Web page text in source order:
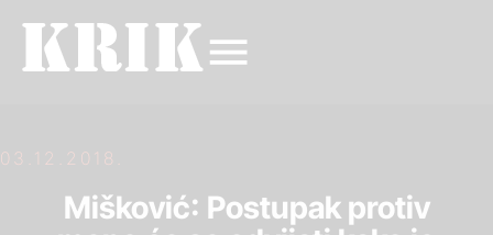
03.12.2018.
Mišković: Postupak protiv